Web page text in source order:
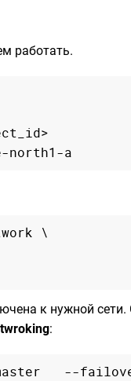
работать.
\
к нужной сети.
:
--